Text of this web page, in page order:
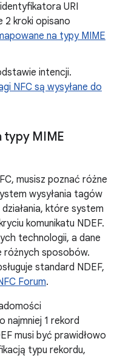
URI
2 kroki opisano
na typy MIME
intencji.
NFC są wysyłane do
typy MIME
musisz poznać różne
wysyłania tagów
które system
komunikatu NDEF.
technologii, a dane
różnych sposobów.
standard NDEF,
Forum.
najmniej 1 rekord
musi być prawidłowo
typu rekordu,